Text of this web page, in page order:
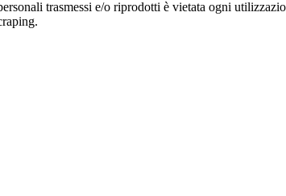
trasmessi e/o riprodotti è vietata ogni